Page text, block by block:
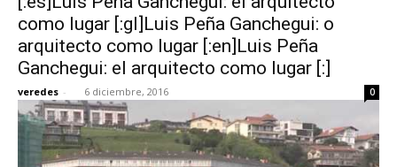
como lugar [:gl]Luis Peña Ganchegui: o
arquitecto como lugar [:en]Luis Peña
Ganchegui: el arquitecto como lugar [:]
veredes - 6 diciembre, 2016 0